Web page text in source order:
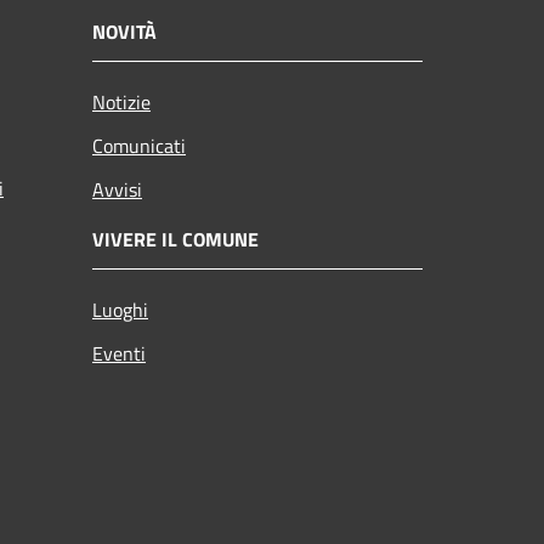
NOVITÀ
Notizie
Comunicati
Avvisi
VIVERE IL COMUNE
Luoghi
Eventi